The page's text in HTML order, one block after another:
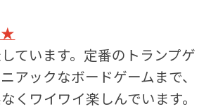
★
ています。定番のトランプゲ
アックなボードゲームまで、
くワイワイ楽しんでいます。